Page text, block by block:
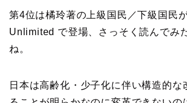
第4位は橘玲著の上級国民／下級国民
Unlimited で登場、さっそく読んでみ
ね。
日本は高齢化・少子化に伴い構造的な